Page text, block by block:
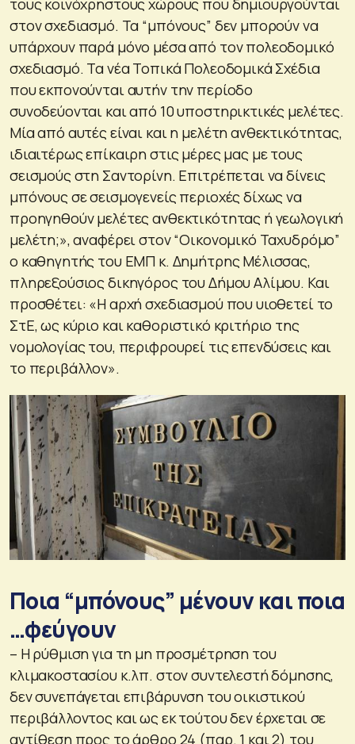
στον σχεδιασμό. Τα “μπόνους” δεν μπορούν να
υπάρχουν παρά μόνο μέσα από τον πολεοδομικό
σχεδιασμό. Τα νέα Τοπικά Πολεοδομικά Σχέδια
που εκπονούνται αυτήν την περίοδο
συνοδεύονται και από 10 υποστηρικτικές μελέτες.
Μία από αυτές είναι και η μελέτη ανθεκτικότητας,
ιδιαιτέρως επίκαιρη στις μέρες μας με τους
σεισμούς στη Σαντορίνη. Επιτρέπεται να δίνεις
μπόνους σε σεισμογενείς περιοχές δίχως να
προηγηθούν μελέτες ανθεκτικότητας ή γεωλογική
μελέτη;», αναφέρει στον “Οικονομικό Ταχυδρόμο”
ο καθηγητής του ΕΜΠ κ. Δημήτρης Μέλισσας,
πληρεξούσιος δικηγόρος του Δήμου Αλίμου. Και
προσθέτει: «Η αρχή σχεδιασμού που υιοθετεί το
ΣτΕ, ως κύριο και καθοριστικό κριτήριο της
νομολογίας του, περιφρουρεί τις επενδύσεις και
το περιβάλλον».
Ποια “μπόνους” μένουν και ποια
…φεύγουν
– Η ρύθμιση για τη μη προσμέτρηση του
κλιμακοστασίου κ.λπ. στον συντελεστή δόμησης,
δεν συνεπάγεται επιβάρυνση του οικιστικού
περιβάλλοντος και ως εκ τούτου δεν έρχεται σε
αντίθεση προς το άρθρο 24 (παρ. 1 και 2) του